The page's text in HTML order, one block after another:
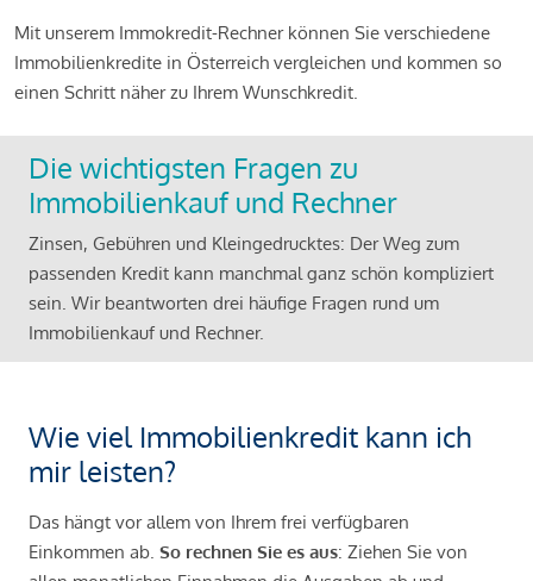
Mit unserem Immokredit-Rechner können Sie verschiedene
Immobilienkredite in Österreich vergleichen und kommen so
einen Schritt näher zu Ihrem Wunschkredit.
Die wichtigsten Fragen zu
Immobilienkauf und Rechner
Zinsen, Gebühren und Kleingedrucktes: Der Weg zum
passenden Kredit kann manchmal ganz schön kompliziert
sein. Wir beantworten drei häufige Fragen rund um
Immobilienkauf und Rechner.
Wie viel Immobilienkredit kann ich
mir leisten?
Das hängt vor allem von Ihrem frei verfügbaren
Einkommen ab. So rechnen Sie es aus: Ziehen Sie von